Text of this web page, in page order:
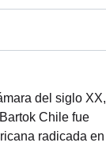
del siglo XX,
Chile fue
radicada en